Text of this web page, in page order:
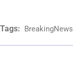
Tags: BreakingNews